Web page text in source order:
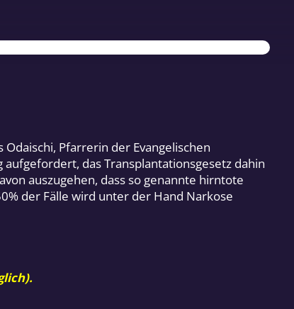
Pfarrerin der Evangelischen
das Transplantationsgesetz dahin
auszugehen, dass so genannte hirntote
der Fälle wird unter der Hand Narkose